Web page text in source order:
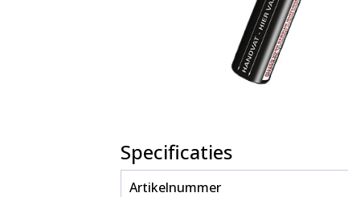
Specificaties
Artikelnummer